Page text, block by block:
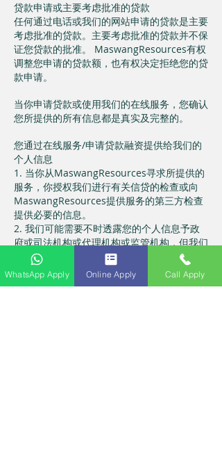
贷款申请或主要考虑批准的贷款
任何通过电话或我们的网站申请的贷款是主要
考虑批准的贷款。主要考虑批准的贷款并不保
证您贷款的批准。 MaswangResources有权
调整您申请的贷款额，也有权决定拒绝您的贷
款申请。
当你申请贷款或使用我们的在线服务，您确认
您所提供的所有信息都是真实及完整的。
您通过在线服务/申请贷款融资提供给我们的
个人信息
1. 当你从MaswangResources寻求所提供的
服务，你授权我们进行有关信贷的检查或向
MaswangResources提供服务的第三方检查
提供必要的信息。
2. 我们可能需要不时透露您的个人信息予政
府或司法机构或代理机构或监管机构，但我们
只会在适当权限下行使。
逾期及未偿还贷款
WhatsApp Apply Online Apply Call Apply